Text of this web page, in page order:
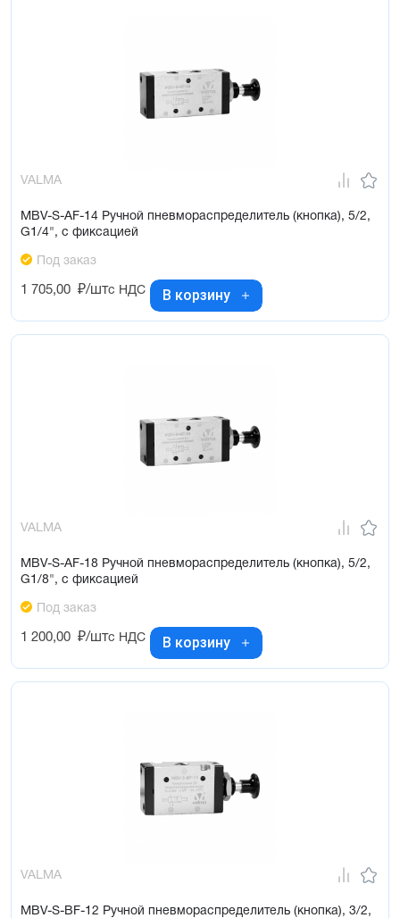
VALMA
MBV-S-AF-14 Ручной пневмораспределитель (кнопка), 5/2,
G1/4", с фиксацией
Под заказ
1 705,00 ₽/штс НДС В корзину
VALMA
MBV-S-AF-18 Ручной пневмораспределитель (кнопка), 5/2,
G1/8", с фиксацией
Под заказ
1 200,00 ₽/штс НДС В корзину
VALMA
MBV-S-BF-12 Ручной пневмораспределитель (кнопка), 3/2,